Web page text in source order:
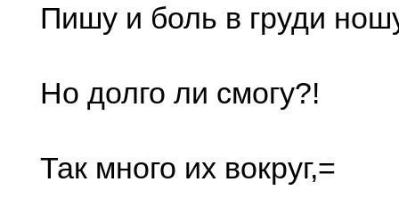
Пишу и боль в груди
Но долго ли смогу?!
Так много их вокруг,=